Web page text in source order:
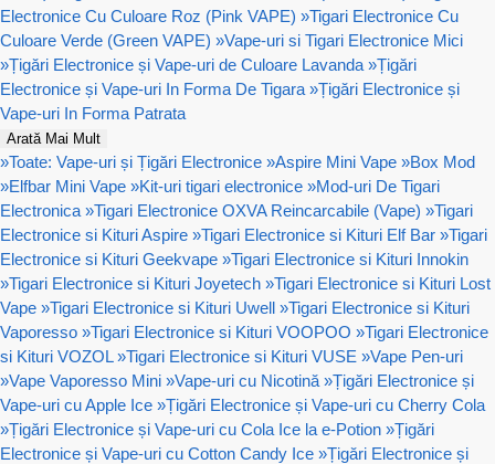
Electronice Cu Culoare Roz (Pink VAPE) »Tigari Electronice Cu
Culoare Verde (Green VAPE) »Vape-uri si Tigari Electronice Mici
»Țigări Electronice și Vape-uri de Culoare Lavanda »Țigări
Electronice și Vape-uri In Forma De Tigara »Țigări Electronice și
Vape-uri In Forma Patrata
Arată Mai Mult
»Toate: Vape-uri și Țigări Electronice »Aspire Mini Vape »Box Mod
»Elfbar Mini Vape »Kit-uri tigari electronice »Mod-uri De Tigari
Electronica »Tigari Electronice OXVA Reincarcabile (Vape) »Tigari
Electronice si Kituri Aspire »Tigari Electronice si Kituri Elf Bar »Tigari
Electronice si Kituri Geekvape »Tigari Electronice si Kituri Innokin
»Tigari Electronice si Kituri Joyetech »Tigari Electronice si Kituri Lost
Vape »Tigari Electronice si Kituri Uwell »Tigari Electronice si Kituri
Vaporesso »Tigari Electronice si Kituri VOOPOO »Tigari Electronice
si Kituri VOZOL »Tigari Electronice si Kituri VUSE »Vape Pen-uri
»Vape Vaporesso Mini »Vape-uri cu Nicotină »Țigări Electronice și
Vape-uri cu Apple Ice »Țigări Electronice și Vape-uri cu Cherry Cola
»Țigări Electronice și Vape-uri cu Cola Ice la e-Potion »Țigări
Electronice și Vape-uri cu Cotton Candy Ice »Țigări Electronice și